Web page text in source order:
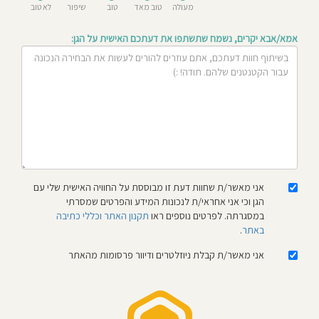
מעולה טוב מאד טוב
שיפור
לא טוב
אמא/אבא יקרים, נשמח שתשתפו את דעתכם האישית על הגן:
אני מאשר/ת שחוות דעת זו מבוססת על החוויה האישית שלי עם
הגן וכי אני אחראי/ת לנכונות המידע והפרטים שמסרתי
במסגרתה. לפרטים נוספים ראו תקנון האתר וכללי כתיבה
באתר.
אני מאשר/ת קבלת ניוזלטרים ודיוור פרסומות מהאתר